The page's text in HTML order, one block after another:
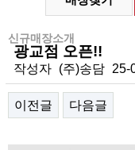
신규매장소개
광교점 오픈!!
작성자 (주)송담 25-
이전글 다음글
본문